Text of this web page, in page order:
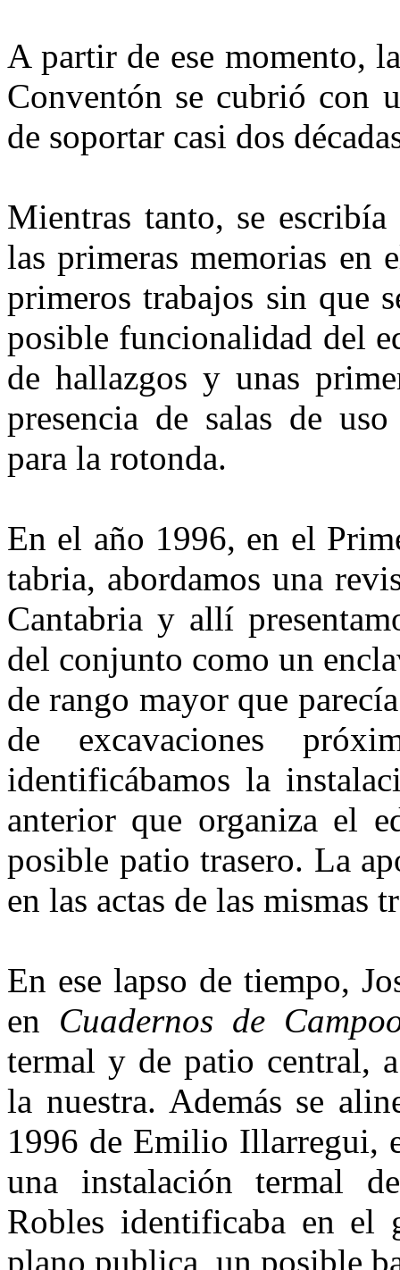
A partir de ese momento,
Conventón se cubrió con
de soportar casi dos
Mientras tanto, se
las primeras memorias en
pri­meros trabajos sin que
po­sible funcionalidad del
de hallazgos y unas
presen­cia de salas de
para la ro­tonda.
En el año 1996, en el
tabria, abordamos una
Cantabria y allí
del conjunto como un
de rango mayor que
de excavaciones
identificábamos la
anterior que organi­za el
posible patio trasero. La
en las actas de las mismas
En ese lapso de tiempo,
en Cuadernos de
termal y de patio central,
la nues­tra. Además se
1996 de Emilio Illarregui,
una instala­ción termal
Robles identifica­ba en
plano publica, un po­sible